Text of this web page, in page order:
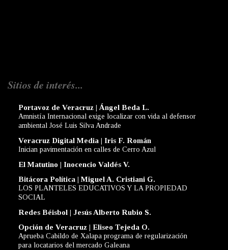
Sitios de interés...
Portavoz de Veracruz | Ángel Beda L.
Amnistía Internacional exige localizar con vida al defensor
ambiental José Luis Silva Andrade
Veracruz Digital Media | Iris F. Román
Inician pavimentación en calles de Cerro Azul
El Matutino | Inocencio Valdés V.
Bitácora Política | Miguel A. Cristiani G.
LOS PLANTELES EDUCATIVOS Y LA PROPIEDAD
SOCIAL
Redes Béisbol | Jesús Alberto Rubio S.
Opción de Veracruz | Eliseo Tejeda O.
Aprueba Cabildo de Xalapa programa de regularización
para locatarios del mercado Galeana